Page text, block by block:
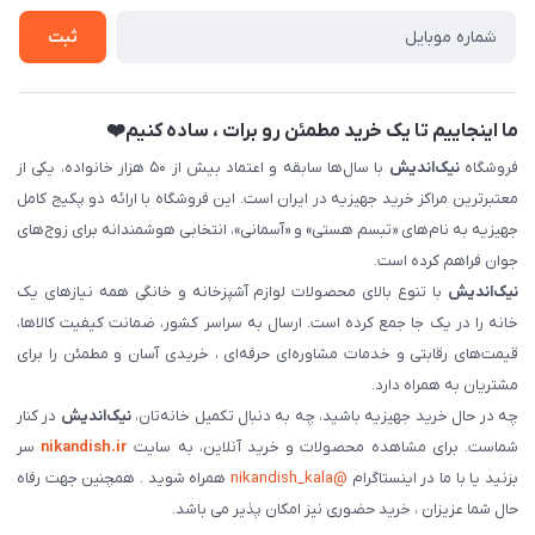
ثبت
ما اینجاییم تا یک خرید مطمئن رو برات ، ساده کنیم❤️
فروشگاهنیک‌اندیش
با سال‌ها سابقه و اعتماد بیش از ۵۰ هزار خانواده، یکی از
معتبرترین مراکز خرید جهیزیه در ایران است. این فروشگاه با ارائه دو پکیج کامل
جهیزیه به نام‌های «تبسم هستی» و «آسمانی»، انتخابی هوشمندانه برای زوج‌های
جوان فراهم کرده است.
نیک‌اندیش با تنوع بالای محصولات لوازم آشپزخانه و خانگی همه نیازهای یک
خانه را در یک جا جمع کرده است. ارسال به سراسر کشور، ضمانت کیفیت کالاها،
قیمت‌های رقابتی و خدمات مشاوره‌ای حرفه‌ای ، خریدی آسان و مطمئن را برای
مشتریان به همراه دارد.
چه در حال خرید جهیزیه باشید، چه به دنبال تکمیل خانه‌تان،نیک‌اندیش در کنار
شماست. برای مشاهده محصولات و خرید آنلاین، به سایت nikandish.ir سر
بزنید یا با ما در اینستاگرام @nikandish_kala
همراه شوید . همچنین جهت رفاه
حال شما عزیزان ، خرید حضوری نیز امکان پذیر می باشد.